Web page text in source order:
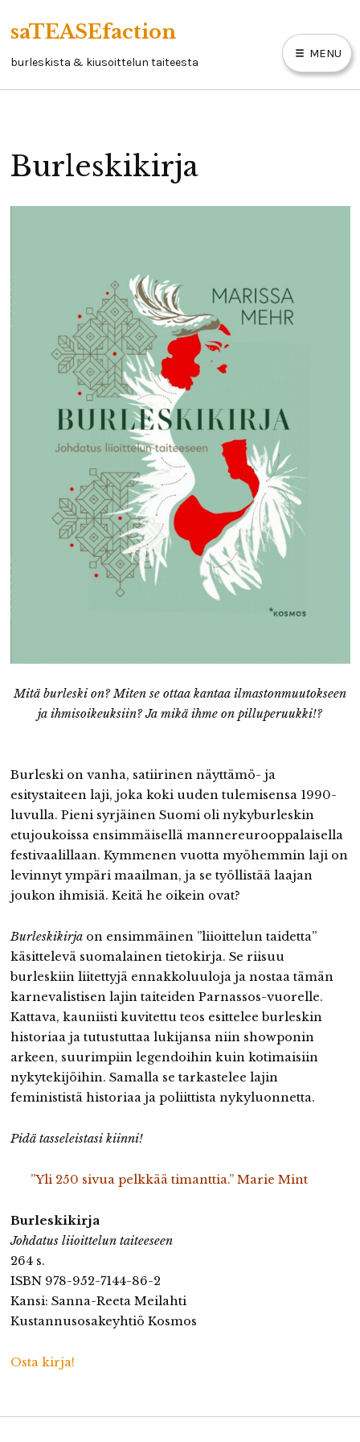
content
saTEASEfaction
burleskista & kiusoittelun taiteesta
MENU
BURLESKIKIRJA
Burleskikirja
Mitä burleski on? Miten se ottaa kantaa ilmastonmuutokseen
ja ihmisoikeuksiin? Ja mikä ihme on pilluperuukki!?
Burleski on vanha, satiirinen näyttämö- ja
esitystaiteen laji, joka koki uuden tulemisensa 1990-
luvulla. Pieni syrjäinen Suomi oli nykyburleskin
etujoukoissa ensimmäisellä mannereurooppalaisella
festivaalillaan. Kymmenen vuotta myöhemmin laji on
levinnyt ympäri maailman, ja se työllistää laajan
joukon ihmisiä. Keitä he oikein ovat?
Burleskikirjaon ensimmäinen ”liioittelun taidetta”
käsittelevä suomalainen tietokirja. Se riisuu
burleskiin liitettyjä ennakkoluuloja ja nostaa tämän
karnevalistisen lajin taiteiden Parnassos-vuorelle.
Kattava, kauniisti kuvitettu teos esittelee burleskin
historiaa ja tutustuttaa lukijansa niin showponin
arkeen, suurimpiin legendoihin kuin kotimaisiin
nykytekijöihin. Samalla se tarkastelee lajin
feminististä historiaa ja poliittista nykyluonnetta.
Pidä tasseleistasi kiinni!
”Yli 250 sivua pelkkää timanttia.” Marie Mint
Burleskikirja
Johdatus liioittelun taiteeseen
264 s.
ISBN 978-952-7144-86-2
Kansi: Sanna-Reeta Meilahti
Kustannusosakeyhtiö Kosmos
Osta kirja!